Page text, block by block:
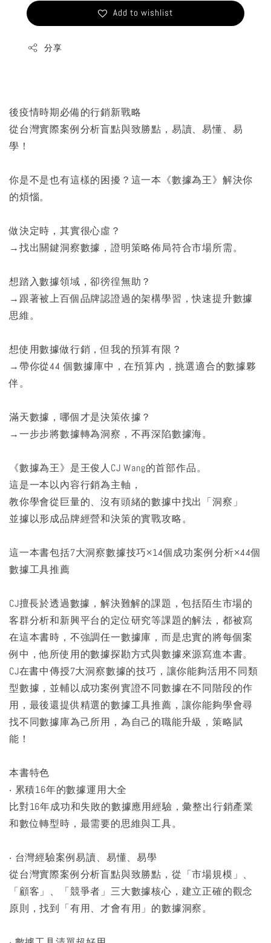
Add to wishlist
分享
後疫情時期必備的行銷新戰略
從台灣實際案例分析盲點與致勝點，易讀、易懂、易
學！
你是不是也有這樣的困擾？這一本《數據為王》解決你
的煩惱。
做決定時，其實很心虛？
→找出關鍵洞察數據，證明策略佈局符合市場所需。
想踏入數據領域，卻徬徨無助？
→跟著被上百個品牌認證過的架構學習，快速提升數據
思維。
想使用數據做行銷，但我的預算有限？
→帶你從44 個數據庫中，在預算內，挑選適合的數據夥
伴。
滿天數據，哪個才是決策依據？
→一步步將數據轉為洞察，不再深陷數據海。
《數據為王》是王俊人CJ Wang的首部作品。
這是一本以內容行銷為主軸，
教你學會從巨量的、沒有頭緒的數據中找出「洞察」
並據以形成品牌經營和決策的實戰攻略。
這一本書包括7大洞察數據技巧×14個成功案例分析×44個
數據工具推薦
CJ擅長於透過數據，解決難解的課題，包括陌生市場的
客群分析和新興平台的定位研究等課題的解法，都被寫
在這本書時，不強調任一數據庫，而是忠實的將每個案
例中，他所使用的數據探勘方式與數據來源寫進本書。
CJ在書中傳授7大洞察數據的技巧，讓你能夠活用不同類
型數據，並輔以成功案例實證不同數據在不同階段的作
用，最後還提供精選的數據工具推薦，讓你能夠學會尋
找不同數據庫為己所用，為自己的職能升級，策略賦
能！
本書特色
‧ 累積16年的數據運用大全
比對16年成功和失敗的數據應用經驗，彙整出行銷產業
和數位轉型時，最需要的思維與工具。
‧ 台灣經驗案例易讀、易懂、易學
從台灣實際案例分析盲點與致勝點，從「市場規模」、
「顧客」、「競爭者」三大數據核心，建立正確的觀念
原則，找到「有用、才會有用」的數據洞察。